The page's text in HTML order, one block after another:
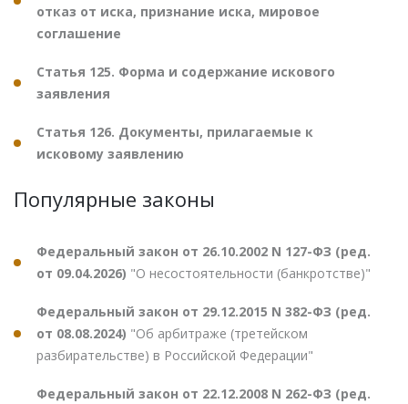
отказ от иска, признание иска, мировое
соглашение
Статья 125. Форма и содержание искового
заявления
Статья 126. Документы, прилагаемые к
исковому заявлению
Популярные законы
Федеральный закон от 26.10.2002 N 127-ФЗ (ред.
от 09.04.2026) "О несостоятельности (банкротстве)"
Федеральный закон от 29.12.2015 N 382-ФЗ (ред.
от 08.08.2024) "Об арбитраже (третейском
разбирательстве) в Российской Федерации"
Федеральный закон от 22.12.2008 N 262-ФЗ (ред.